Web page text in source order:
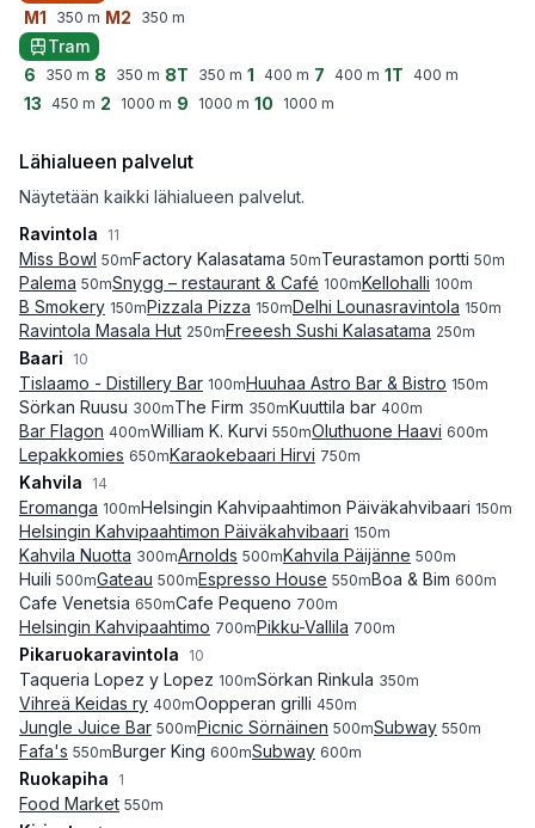
M1
350 m M2 350 m
Tram
6
350 m 8 350 m 8T 350 m 1 400 m 7 400 m 1T 400 m
13 450 m 2 1000 m 9 1000 m 10 1000 m
Lähialueen palvelut
Näytetään kaikki lähialueen palvelut.
Ravintola
11
Miss Bowl 50mFactory Kalasatama 50mTeurastamon portti 50m
Palema 50mSnygg – restaurant & Café 100mKellohalli 100m
B Smokery 150mPizzala Pizza 150mDelhi Lounasravintola 150m
Ravintola Masala Hut 250mFreeesh Sushi Kalasatama 250m
Baari 10
Tislaamo - Distillery Bar 100mHuuhaa Astro Bar & Bistro 150m
Sörkan Ruusu 300mThe Firm 350mKuuttila bar 400m
Bar Flagon 400mWilliam K. Kurvi 550mOluthuone Haavi 600m
Lepakkomies 650mKaraokebaari Hirvi 750m
Kahvila 14
Eromanga 100mHelsingin Kahvipaahtimon Päiväkahvibaari 150m
Helsingin Kahvipaahtimon Päiväkahvibaari 150m
Kahvila Nuotta 300mArnolds 500mKahvila Päijänne 500m
Huili 500mGateau 500mEspresso House 550mBoa & Bim 600m
Cafe Venetsia 650mCafe Pequeno 700m
Helsingin Kahvipaahtimo 700mPikku-Vallila 700m
Pikaruokaravintola 10
Taqueria Lopez y Lopez 100mSörkan Rinkula 350m
Vihreä Keidas ry 400mOopperan grilli 450m
Jungle Juice Bar 500mPicnic Sörnäinen 500mSubway 550m
Fafa's 550mBurger King 600mSubway 600m
Ruokapiha 1
Food Market 550m